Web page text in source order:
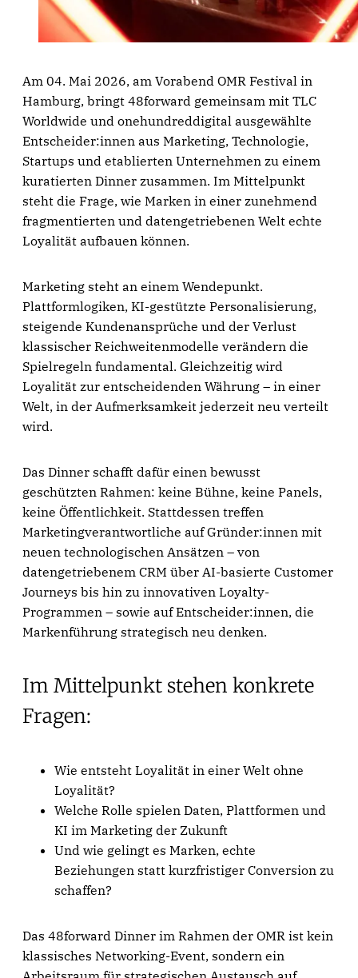
Am 04. Mai 2026, am Vorabend OMR Festival in
Hamburg, bringt 48forward gemeinsam mit TLC
Worldwide und onehundreddigital ausgewählte
Entscheider:innen aus Marketing, Technologie,
Startups und etablierten Unternehmen zu einem
kuratierten Dinner zusammen. Im Mittelpunkt
steht die Frage, wie Marken in einer zunehmend
fragmentierten und datengetriebenen Welt echte
Loyalität aufbauen können.
Marketing steht an einem Wendepunkt.
Plattformlogiken, KI-gestützte Personalisierung,
steigende Kundenansprüche und der Verlust
klassischer Reichweitenmodelle verändern die
Spielregeln fundamental. Gleichzeitig wird
Loyalität zur entscheidenden Währung – in einer
Welt, in der Aufmerksamkeit jederzeit neu verteilt
wird.
Das Dinner schafft dafür einen bewusst
geschützten Rahmen: keine Bühne, keine Panels,
keine Öffentlichkeit. Stattdessen treffen
Marketingverantwortliche auf Gründer:innen mit
neuen technologischen Ansätzen – von
datengetriebenem CRM über AI-basierte Customer
Journeys bis hin zu innovativen Loyalty-
Programmen – sowie auf Entscheider:innen, die
Markenführung strategisch neu denken.
Im Mittelpunkt stehen konkrete
Fragen:
Wie entsteht Loyalität in einer Welt ohne
Loyalität?
Welche Rolle spielen Daten, Plattformen und
KI im Marketing der Zukunft
Und wie gelingt es Marken, echte
Beziehungen statt kurzfristiger Conversion zu
schaffen?
Das 48forward Dinner im Rahmen der OMR ist kein
klassisches Networking-Event, sondern ein